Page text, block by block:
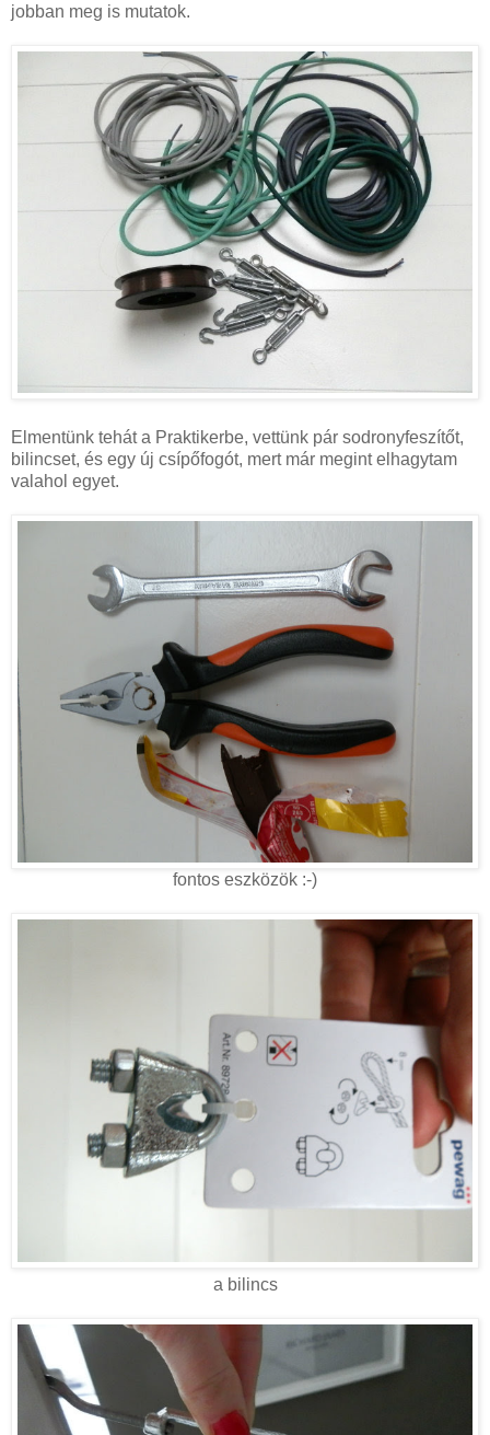
jobban meg is mutatok.
Elmentünk tehát a Praktikerbe, vettünk pár sodronyfeszítőt,
bilincset, és egy új csípőfogót, mert már megint elhagytam
valahol egyet.
fontos eszközök :-)
a bilincs